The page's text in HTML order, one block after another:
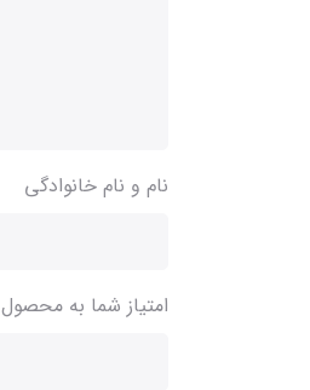
نام و نام خانوادگی
امتیاز شما به محصول